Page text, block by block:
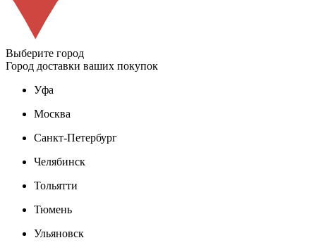
Выберите город
Город доставки ваших покупок
Уфа
Москва
Санкт-Петербург
Челябинск
Тольятти
Тюмень
Ульяновск